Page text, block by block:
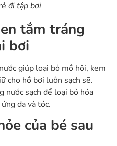
đi tập bơi
tắm tráng
bơi
giúp loại bỏ mồ hôi, kem
cho hồ bơi luôn sạch sẽ.
nước sạch để loại bỏ hóa
da và tóc.
của bé sau